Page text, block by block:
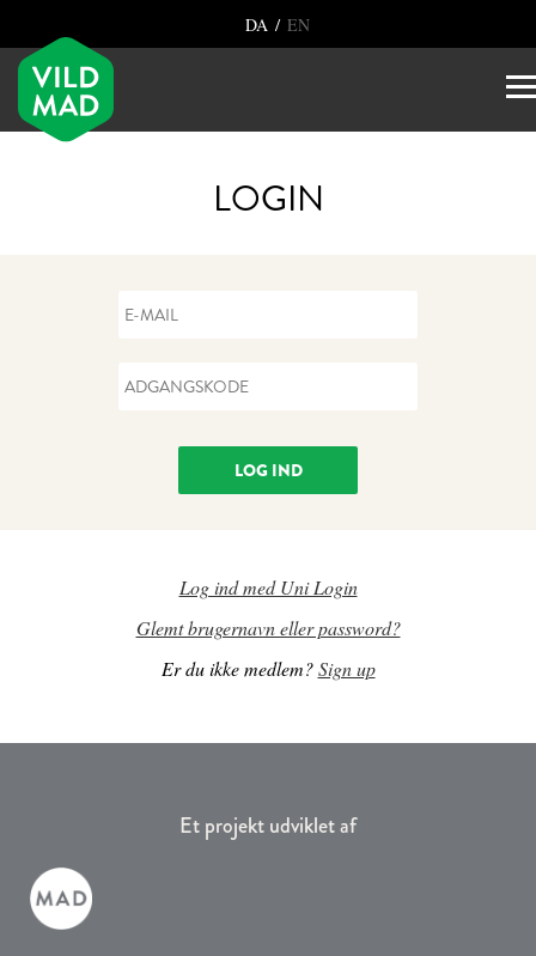
DA / EN
LOGIN
LOG IND
Log ind med Uni Login
Glemt brugernavn eller password?
Er du ikke medlem?Sign up
Et projekt udviklet af